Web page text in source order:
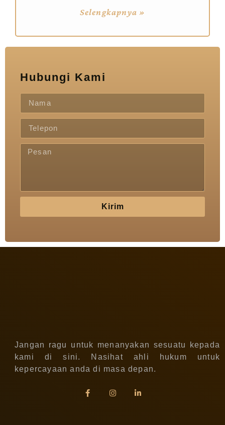
Selengkapnya »
Hubungi Kami
Kirim
Jangan ragu untuk menanyakan sesuatu kepada
kami di sini. Nasihat ahli hukum untuk
kepercayaan anda di masa depan.